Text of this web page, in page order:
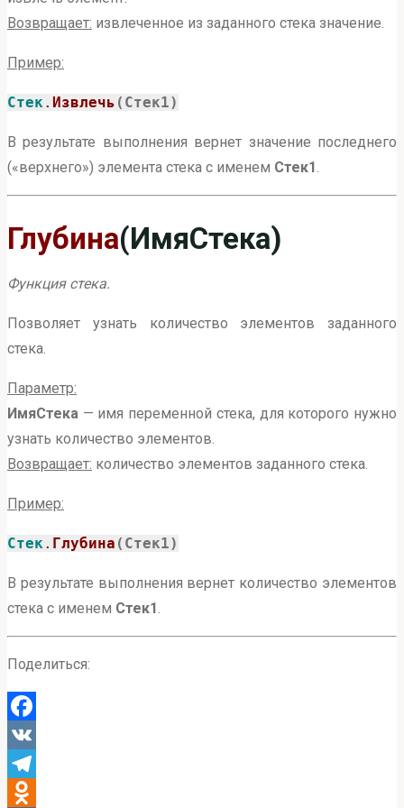
Возвращает: извлеченное из заданного стека значение.
Пример:
Стек . Извлечь (Стек1)
В результате выполнения вернет значение последнего
(«верхнего») элемента стека с именем Стек1
Глубина(ИмяСтека)
Функция стека.
Позволяет узнать количество элементов заданного
стека.
Параметр:
ИмяСтека — имя переменной стека, для которого нужно
узнать количество элементов.
Возвращает: количество элементов заданного стека.
Пример:
Стек . Глубина (Стек1)
В результате выполнения вернет количество элементов
стека с именем Стек1
Поделиться:
Facebook
VK
Telegram